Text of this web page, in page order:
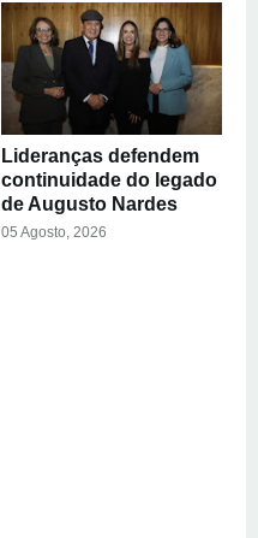
Lideranças defendem
continuidade do legado
de Augusto Nardes
05 Agosto, 2026